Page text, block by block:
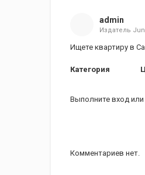
admin
Издатель
Ищете квартиру в
Категория
Выполните вход или
Комментариев нет.